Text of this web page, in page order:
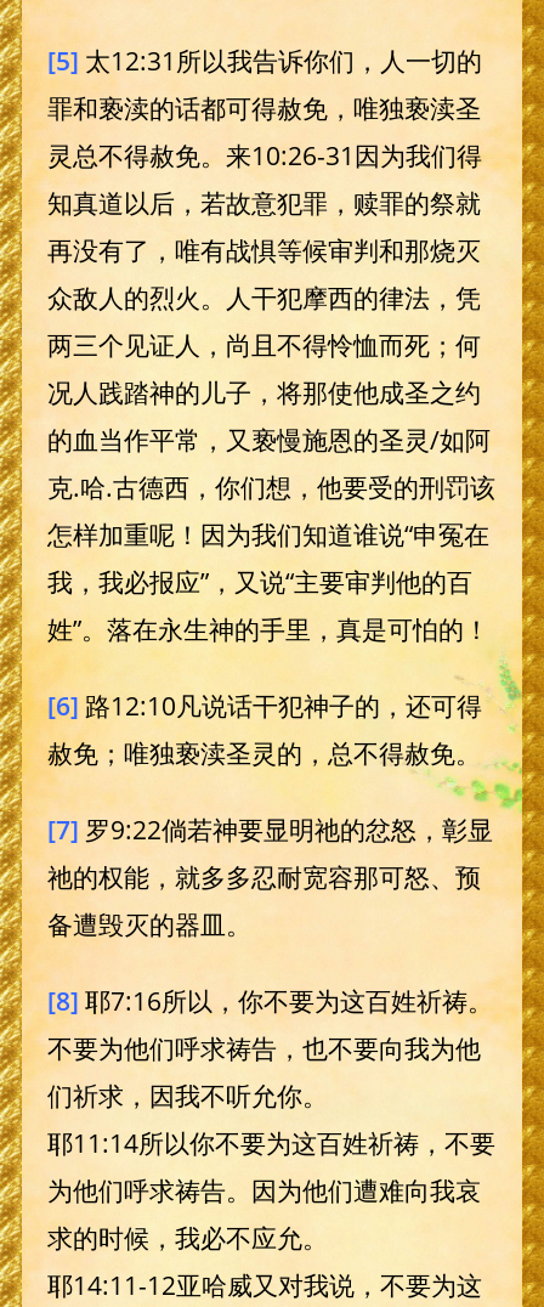
[5] 太12:31所以我告诉你们，人一切的
罪和亵渎的话都可得赦免，唯独亵渎圣
灵总不得赦免。来10:26-31因为我们得
知真道以后，若故意犯罪，赎罪的祭就
再没有了，唯有战惧等候审判和那烧灭
众敌人的烈火。人干犯摩西的律法，凭
两三个见证人，尚且不得怜恤而死；何
况人践踏神的儿子，将那使他成圣之约
的血当作平常，又亵慢施恩的圣灵/如阿
克.哈.古德西，你们想，他要受的刑罚该
怎样加重呢！因为我们知道谁说“申冤在
我，我必报应”，又说“主要审判他的百
姓”。落在永生神的手里，真是可怕的！
[6] 路12:10凡说话干犯神子的，还可得
赦免；唯独亵渎圣灵的，总不得赦免。
[7]罗9:22倘若神要显明祂的忿怒，彰显
祂的权能，就多多忍耐宽容那可怒、预
备遭毁灭的器皿。
[8] 耶7:16所以，你不要为这百姓祈祷。
不要为他们呼求祷告，也不要向我为他
们祈求，因我不听允你。
耶11:14所以你不要为这百姓祈祷，不要
为他们呼求祷告。因为他们遭难向我哀
求的时候，我必不应允。
耶14:11-12亚哈威又对我说，不要为这